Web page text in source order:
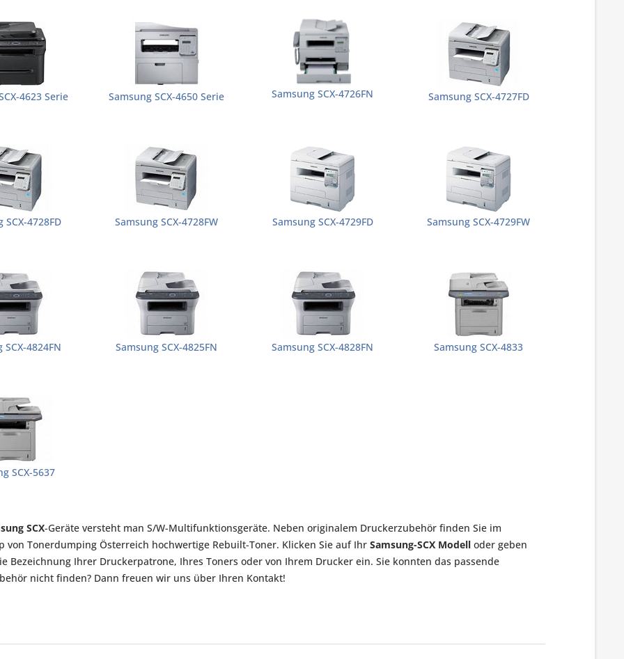
4623 Serie Samsung SCX-4650 Serie Samsung SCX-4726FN Samsung SCX-4727FD
SCX-4728FD Samsung SCX-4728FW Samsung SCX-4729FD Samsung SCX-4729FW
SCX-4824FN Samsung SCX-4825FN Samsung SCX-4828FN Samsung SCX-4833
SCX-5637
SCX-Geräte versteht man S/W-Multifunktionsgeräte. Neben originalem Druckerzubehör finden Sie im
von Tonerdumping Österreich hochwertige Rebuilt-Toner. Klicken Sie auf Ihr Samsung-SCX Modell oder geben
Bezeichnung Ihrer Druckerpatrone, Ihres Toners oder von Ihrem Drucker ein. Sie konnten das passende
nicht finden? Dann freuen wir uns über Ihren Kontakt!